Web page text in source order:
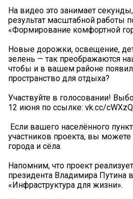
На видео это занимает
результат масштабной работы
«Формирование комфортной
Новые дорожки, освещение,
зелень — так преображаются
чтобы и в вашем районе
пространство для отдыха?
Участвуйте в голосовании!
12 июня по ссылке: vk.cc/cWXzQI
Если вашего населённого
участников проекта, вы
города и сёла.
Напомним, что проект
президента Владимира Путина
«Инфраструктура для жизни».